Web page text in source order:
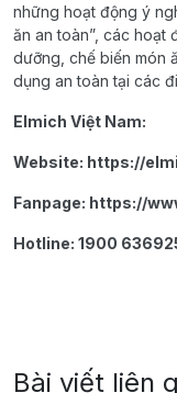
những hoạt động ý
ăn an toàn”, các hoạt
dưỡng, chế biến món
dụng an toàn tại các
Elmich Việt Nam:
Website: https://
Fanpage: https://
Hotline: 1900
Bài viết liên